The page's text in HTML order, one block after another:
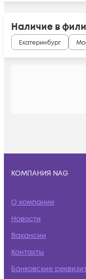
Наличие в
Екатеринбург
КОМПАНИЯ NAG
О компании
Новости
Вакансии
Контакты
Банковские